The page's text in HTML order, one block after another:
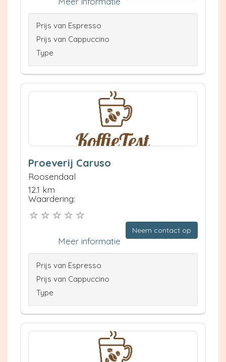
Prijs van Espresso
Prijs van Cappuccino
Type
Proeverij Caruso
Roosendaal
12.1 km
Waardering:
Neem contact op
Meer informatie
Prijs van Espresso
Prijs van Cappuccino
Type